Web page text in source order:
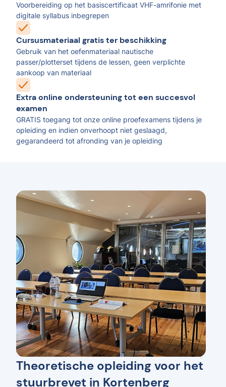
Voorbereiding op het basiscertificaat VHF-amrifonie met
digitale syllabus inbegrepen
Cursusmateriaal gratis ter beschikking
Gebruik van het oefenmateriaal nautische
passer/plotterset tijdens de lessen, geen verplichte
aankoop van materiaal
Extra online ondersteuning tot een succesvol
examen
GRATIS toegang tot onze online proefexamens tijdens je
opleiding en indien onverhoopt niet geslaagd,
gegarandeerd tot afronding van je opleiding
Theoretische opleiding voor het
stuurbrevet in Kortenberg